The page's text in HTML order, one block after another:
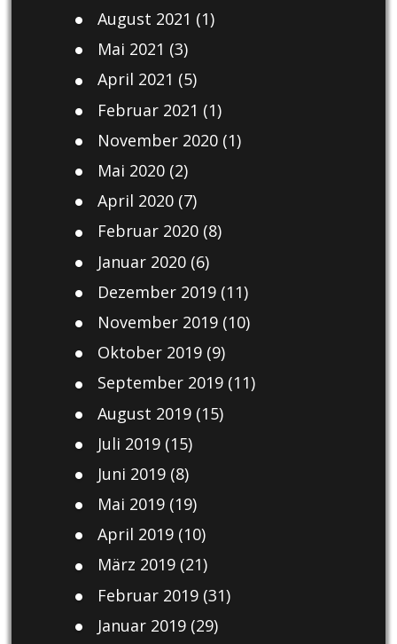
August 2021 (1)
Mai 2021 (3)
April 2021 (5)
Februar 2021 (1)
November 2020(1)
Mai 2020(2)
April 2020(7)
Februar 2020(8)
Januar 2020(6)
Dezember 2019(11)
November 2019(10)
Oktober 2019(9)
September 2019(11)
August 2019(15)
Juli 2019(15)
Juni 2019(8)
Mai 2019(19)
April 2019(10)
März 2019(21)
Februar 2019(31)
Januar 2019(29)